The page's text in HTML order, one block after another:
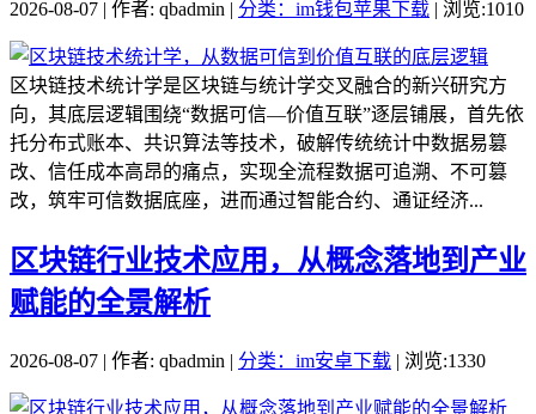
2026-08-07 | 作者: qbadmin | 分类：im钱包苹果下载 | 浏览:1010
区块链技术统计学是区块链与统计学交叉融合的新兴研究方
向，其底层逻辑围绕“数据可信—价值互联”逐层铺展，首先依
托分布式账本、共识算法等技术，破解传统统计中数据易篡
改、信任成本高昂的痛点，实现全流程数据可追溯、不可篡
改，筑牢可信数据底座，进而通过智能合约、通证经济...
区块链行业技术应用，从概念落地到产业
赋能的全景解析
2026-08-07 | 作者: qbadmin | 分类：im安卓下载 | 浏览:1330